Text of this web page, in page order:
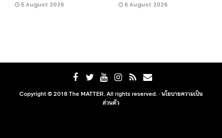
5 August 2026 6 August 2026
Copyright © 2018 The MATTER. All rights reserved. ·นโยบายความเป็น
ส่วนตัว